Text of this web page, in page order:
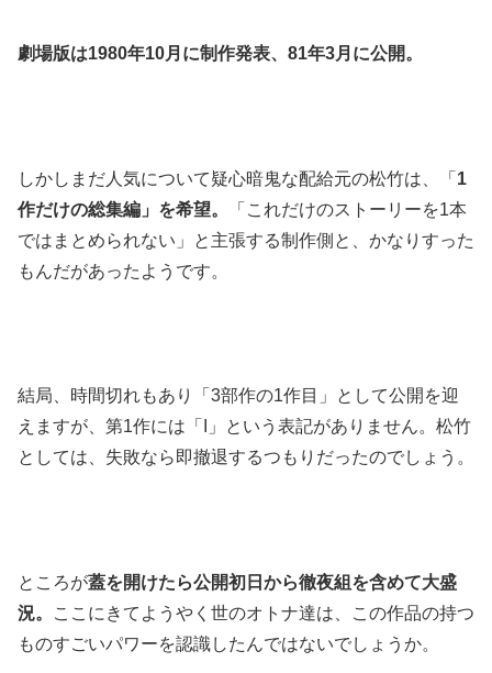
劇場版は1980年10月に制作発表、81年3月に公開。
しかしまだ人気について疑心暗鬼な配給元の松竹は、「 1
作だけの総集編」を希望。
「これだけのストーリーを1本
ではまとめられない」と主張する制作側と、かなりすった
もんだがあったようです。
結局、時間切れもあり「3部作の1作目」として公開を迎
えますが、第1作には「I」という表記がありません。松竹
としては、失敗なら即撤退するつもりだったのでしょう。
ところが蓋を開けたら公開初日から徹夜組を含めて大盛
況。
ここにきてようやく世のオトナ達は、この作品の持つ
ものすごいパワーを認識したんではないでしょうか。